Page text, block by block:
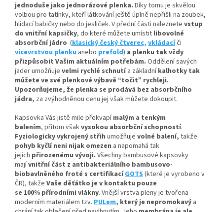
jednoduše jako jednorázové plenka. Díky tomu je skvělou
volbou pro tatínky, kteří látkování ještě úplně nepřišli na zoubek,
hlídací babičky nebo do jesliček. V přední části naleznete vstup
do vnitřní kapsičky, do které můžete umístit libovolné
absorbčníjádro (klasický český čtverec, vkládacíči
vícevrstvou plenkuaneboprefold) a plenku tak vždy
přizpůsobit Vašim aktuálním potřebám. Oddělení savých
jader umožňuje velmi rychlé schnutía základníkalhotky tak
můžete ve své plenkové výbavě “točit” rychleji.
Upozorňujeme, že plenka se prodává bez absorbčního
jádra, za zvýhodněnou cenu jej však můžete dokoupit.
Kapsovka Vás jistě mile překvapímalým a tenkým
balením, přitom všakvysokou absorbční schopností.
Fyziologicky vykrojený střih umožňuje volné balení, takže
pohyb kyčlí neni nijak omezen a napomahá tak
jejich přirozenému vývoji. Všechny bambusové kapsovky
majívnitřní část z antibakteriálního bambusovo-
biobavlněného froté s certifikacíGOTS(které je vyrobeno v
ČR), takže Vaše děťátko je v kontaktu pouze
se 100% přírodními vlákny. Vnější vrstva pleny je tvořena
moderním materiálem tzv. PULem, který je nepromokavý a